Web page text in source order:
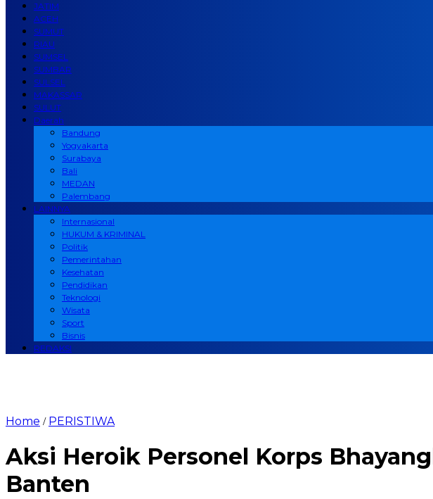
JATIM
ACEH
SUMUT
RIAU
SUMSEL
SUMBAR
SULSEL
MAKASSAR
SULUT
Daerah
Bandung
Yogyakarta
Surabaya
Bali
MEDAN
Palembang
LAINNYA
Internasional
HUKUM & KRIMINAL
Politik
Pemerintahan
Kesehatan
Pendidikan
Teknologi
Wisata
Sport
Bisnis
REDAKSI
Home / PERISTIWA
Aksi Heroik Personel Korps
Banten